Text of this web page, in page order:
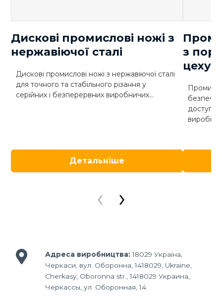
нержавіюча
Дискові промислові ножі з
нержавіючої сталі
Дискові промислові ножі з нержавіючої сталі
для точного та стабільного різання у
серійних і безперервних виробничих...
Детальніше
з
цеху
доступу
‹ ›
Адреса виробництва:18029 Україна,
Черкаси, вул. Оборонна, 1418029, Ukraine,
Cherkasy, Oboronna str., 1418029 Украина,
Черкассы, ул. Оборонная, 14